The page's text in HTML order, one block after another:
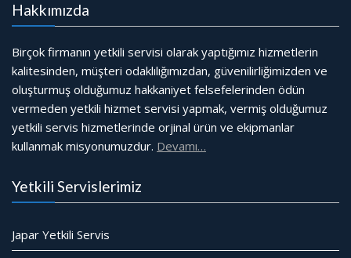
Hakkımızda
Birçok firmanın yetkili servisi olarak yaptığımız hizmetlerin
kalitesinden, müşteri odaklılığımızdan, güvenilirliğimizden ve
oluşturmuş olduğumuz hakkaniyet felsefelerinden ödün
vermeden yetkili hizmet servisi yapmak, vermiş olduğumuz
yetkili servis hizmetlerinde orjinal ürün ve ekipmanlar
kullanmak misyonumuzdur. Devamı…
Yetkili Servislerimiz
Japar Yetkili Servis